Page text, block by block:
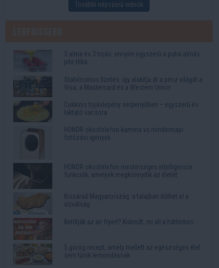
További népszerű videók
3 alma és 3 tojás: ennyire egyszerű a puha almás
pite titka
Stabilcoinos fizetés: így alakítja át a pénz világát a
Visa, a Mastercard és a Western Union
Cukkinis tojáslepény serpenyőben – egyszerű és
laktató vacsora
HONOR okostelefon-kamera vs mindennapi
fotózási igények
HONOR okostelefon mesterséges intelligencia
funkciók, amelyek megkönnyítik az életet
Kiszárad Magyarország: a talajban dőlhet el a
vízválság
Betiltják az air fryert? Kiderült, mi áll a háttérben
5 görög recept, amely mellett az egészséges étel
sem tűnik lemondásnak